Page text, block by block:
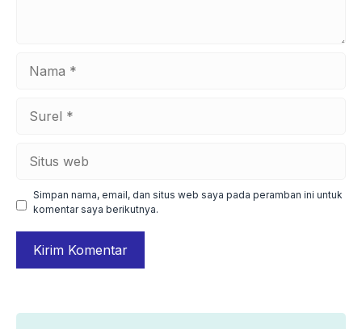
Simpan nama, email, dan situs web saya pada peramban ini untuk
komentar saya berikutnya.